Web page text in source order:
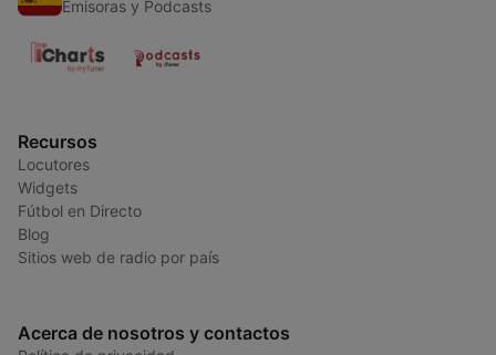
Emisoras y Podcasts
Recursos
Locutores
Widgets
Fútbol en Directo
Blog
Sitios web de radio por país
Acerca de nosotros y contactos